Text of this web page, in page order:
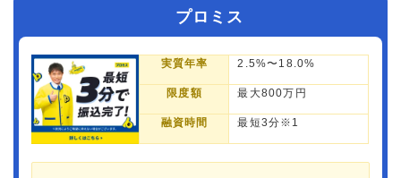
プロミス
実質年率 2.5%〜18.0%
限度額 最大800万円
融資時間 最短3分※1